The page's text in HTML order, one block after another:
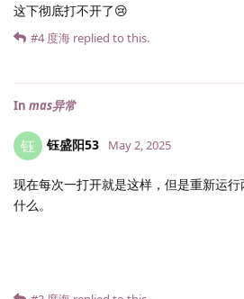
这下彻底打不开了😢
#4 度海 replied to this.
In mas异常
钰 钰盛阳53 May 2, 2025
现在每次一打开就是这样，但是重新运
什么。